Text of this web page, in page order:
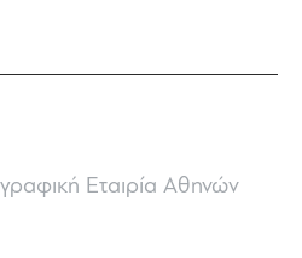
Εταιρία Αθηνών